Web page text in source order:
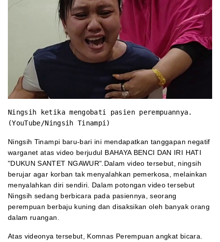
Ningsih ketika mengobati pasien perempuannya.
(YouTube/Ningsih Tinampi )
Ningsih Tinampi baru-bari ini mendapatkan tanggapan negatif
warganet atas video berjudul BAHAYA BENCI DAN IRI HATI
"DUKUN SANTET NGAWUR" Dalam video tersebut, ningsih
berujar agar korban tak menyalahkan pemerkosa, melainkan
menyalahkan diri sendiri. Dalam potongan video tersebut
Ningsih sedang berbicara pada pasiennya, seorang
perempuan berbaju kuning dan disaksikan oleh banyak orang
dalam ruangan.
Atas videonya tersebut, Komnas Perempuan angkat bicara.